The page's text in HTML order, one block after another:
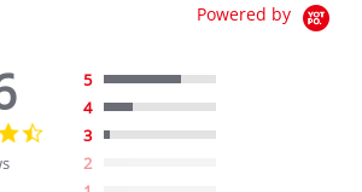
Powered by
rating
5
4
3
2